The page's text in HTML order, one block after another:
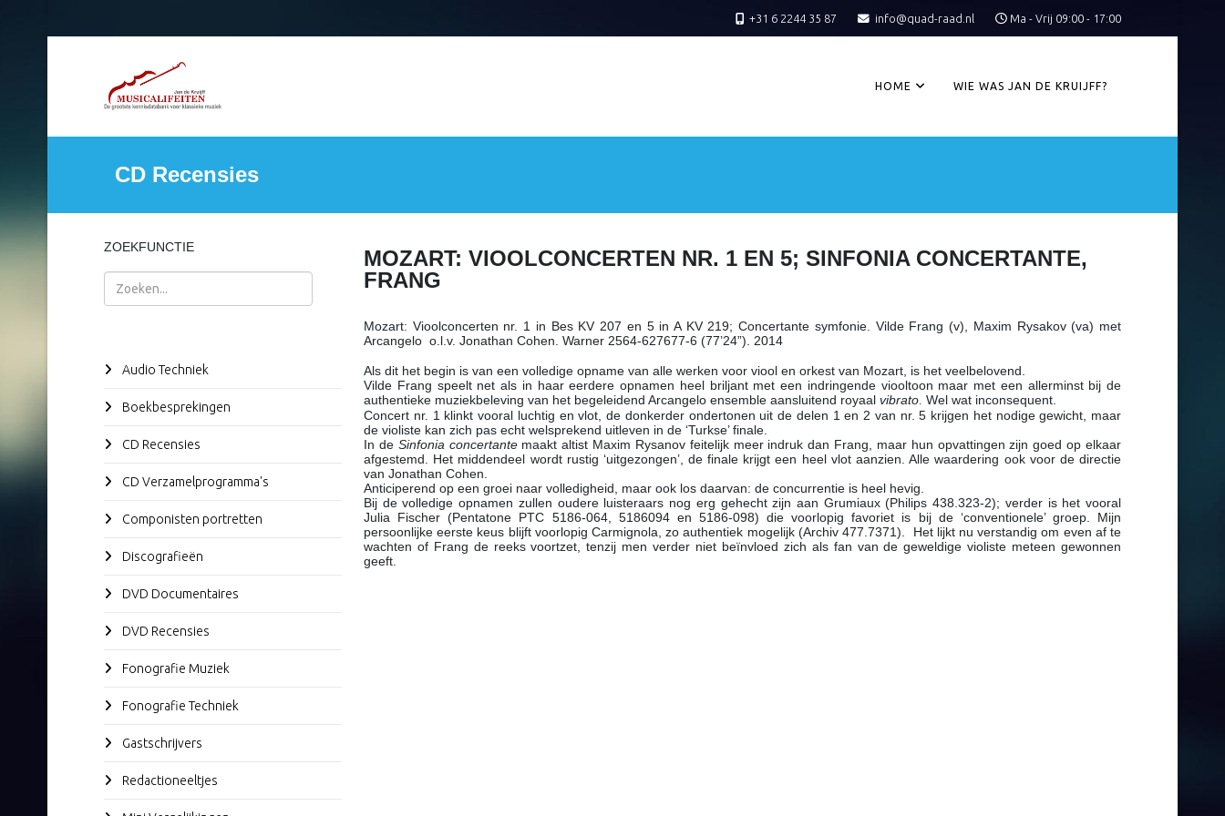
+31 6 2244 35 87 info@quad-raad.nl Ma - Vrij 09:00 - 17:00
HOME WIE WAS JAN DE KRUIJFF?
CD Recensies
ZOEKFUNCTIE
Zoeken
Audio Techniek
Boekbesprekingen
CD Recensies
CD Verzamelprogramma's
Componisten portretten
Discografieën
DVD Documentaires
DVD Recensies
Fonografie Muziek
Fonografie Techniek
Gastschrijvers
Redactioneeltjes
MOZART: VIOOLCONCERTEN NR. 1 EN 5; SINFONIA CONCERTANTE,
FRANG
Mozart: Vioolconcerten nr. 1 in Bes KV 207 en 5 in A KV 219; Concertante symfonie. Vilde Frang (v), Maxim Rysakov (va) met
Arcangelo o.l.v. Jonathan Cohen. Warner 2564-627677-6 (77’24”). 2014
Als dit het begin is van een volledige opname van alle werken voor viool en orkest van Mozart, is het veelbelovend.
Vilde Frang speelt net als in haar eerdere opnamen heel briljant met een indringende viooltoon maar met een allerminst bij de
authentieke muziekbeleving van het begeleidend Arcangelo ensemble aansluitend royaal vibrato. Wel wat inconsequent.
Concert nr. 1 klinkt vooral luchtig en vlot, de donkerder ondertonen uit de delen 1 en 2 van nr. 5 krijgen het nodige gewicht, maar
de violiste kan zich pas echt welsprekend uitleven in de ‘Turkse’ finale.
In de Sinfonia concertantemaakt altist Maxim Rysanov feitelijk meer indruk dan Frang, maar hun opvattingen zijn goed op elkaar
afgestemd. Het middendeel wordt rustig ‘uitgezongen’, de finale krijgt een heel vlot aanzien. Alle waardering ook voor de directie
van Jonathan Cohen.
Anticiperend op een groei naar volledigheid, maar ook los daarvan: de concurrentie is heel hevig.
Bij de volledige opnamen zullen oudere luisteraars nog erg gehecht zijn aan Grumiaux (Philips 438.323-2); verder is het vooral
Julia Fischer (Pentatone PTC 5186-064, 5186094 en 5186-098) die voorlopig favoriet is bij de ‘conventionele’ groep. Mijn
persoonlijke eerste keus blijft voorlopig Carmignola, zo authentiek mogelijk (Archiv 477.7371). Het lijkt nu verstandig om even af te
wachten of Frang de reeks voortzet, tenzij men verder niet beïnvloed zich als fan van de geweldige violiste meteen gewonnen
geeft.